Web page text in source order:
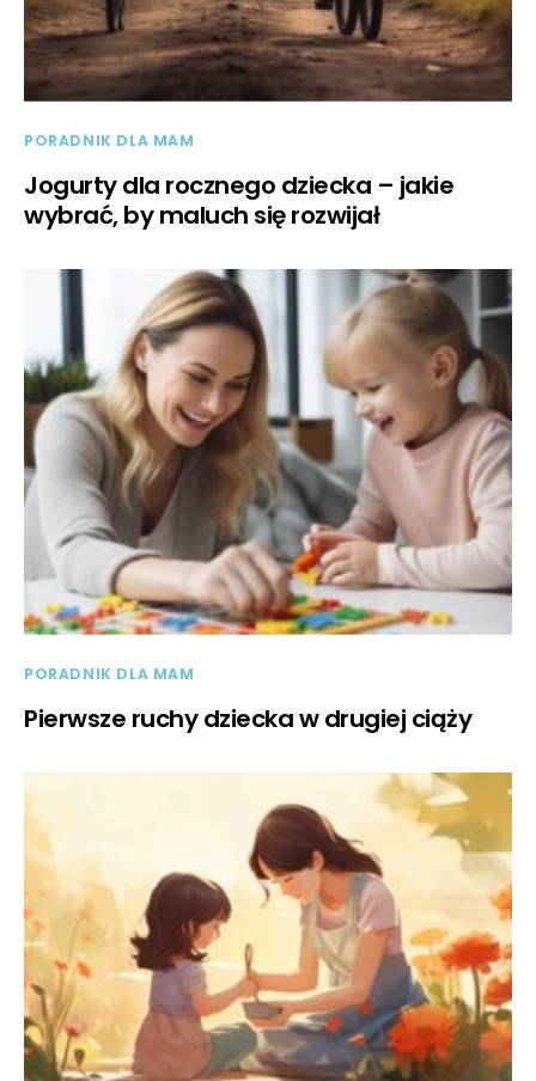
PORADNIK DLA MAM
Jogurty dla rocznego dziecka – jakie
wybrać, by maluch się rozwijał
PORADNIK DLA MAM
Pierwsze ruchy dziecka w drugiej ciąży